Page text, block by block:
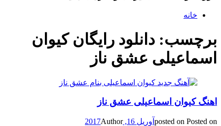
خانه
برچسب: دانلود رایگان کیوان
اسماعیلی عشق ناز
اهنگ کیوان اسماعیلی عشق ناز
posted on Posted on آوریل 16, 2017 Author